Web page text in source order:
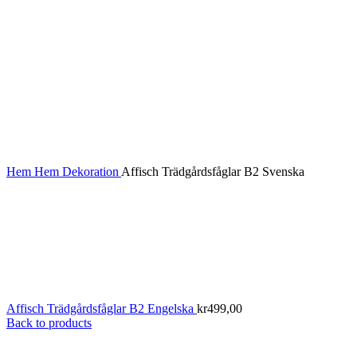
Hem Hem Dekoration Affisch Trädgårdsfåglar B2 Svenska
Affisch Trädgårdsfåglar B2 Engelska kr499,00
Back to products